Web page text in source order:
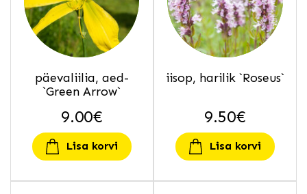
päevaliilia, aed-
`Green Arrow`
9.00€
Lisa korvi
iisop, harilik `Roseus`
9.50€
Lisa korvi